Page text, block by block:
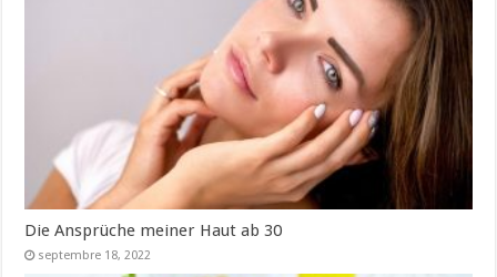
Die Ansprüche meiner Haut ab 30
septembre 18, 2022